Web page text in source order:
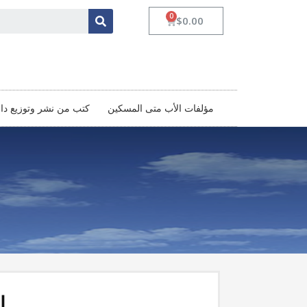
$0.00
كتب من نشر وتوزيع مؤلفات الأب متى المسكين‏